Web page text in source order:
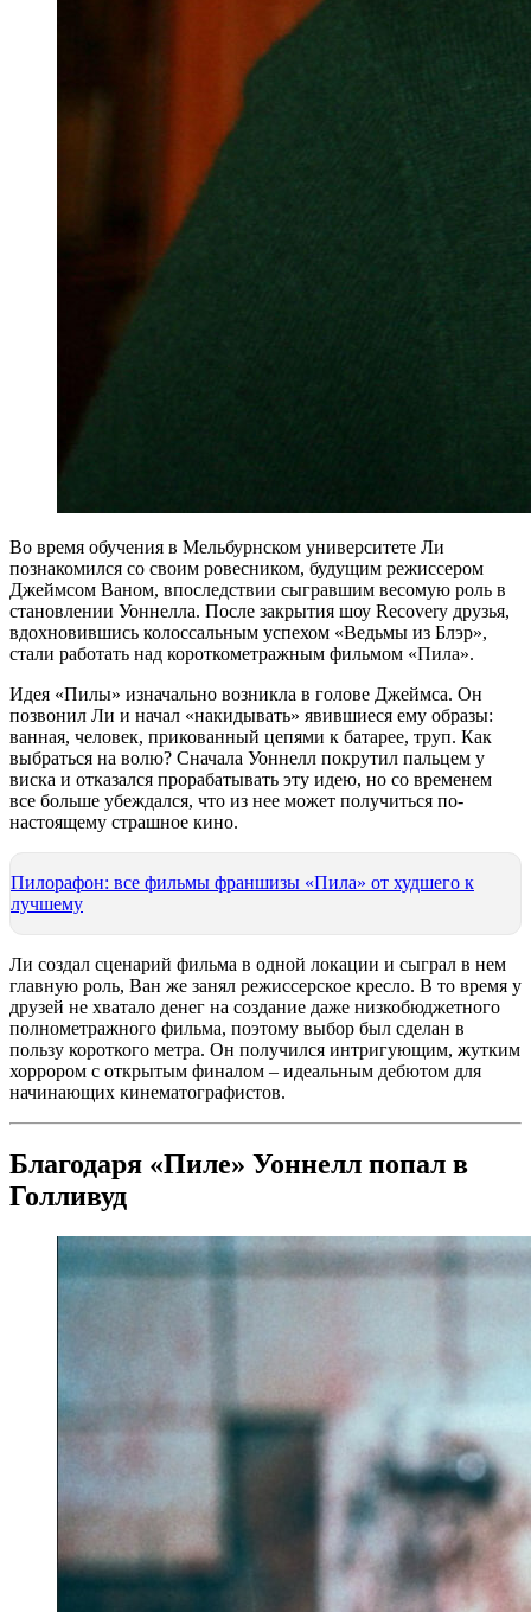
Во время обучения в Мельбурнском университете Ли
познакомился со своим ровесником, будущим режиссером
Джеймсом Ваном, впоследствии сыгравшим весомую роль в
становлении Уоннелла. После закрытия шоу Recovery друзья,
вдохновившись колоссальным успехом «Ведьмы из Блэр»,
стали работать над короткометражным фильмом «Пила».
Идея «Пилы» изначально возникла в голове Джеймса. Он
позвонил Ли и начал «накидывать» явившиеся ему образы:
ванная, человек, прикованный цепями к батарее, труп. Как
выбраться на волю? Сначала Уоннелл покрутил пальцем у
виска и отказался прорабатывать эту идею, но со временем
все больше убеждался, что из нее может получиться по-
настоящему страшное кино.
Пилорафон: все фильмы франшизы «Пила» от худшего к
лучшему
Ли создал сценарий фильма в одной локации и сыграл в нем
главную роль, Ван же занял режиссерское кресло. В то время у
друзей не хватало денег на создание даже низкобюджетного
полнометражного фильма, поэтому выбор был сделан в
пользу короткого метра. Он получился интригующим, жутким
хоррором с открытым финалом – идеальным дебютом для
начинающих кинематографистов.
Благодаря «Пиле» Уоннелл попал в
Голливуд